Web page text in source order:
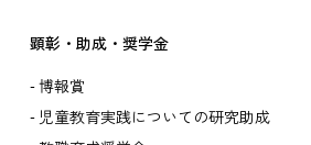
顕彰・助成・奨学金
博報賞
児童教育実践についての研究助成